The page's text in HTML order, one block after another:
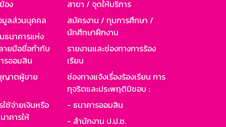
อง
มูลส่วนบุคคล
นาคารแห่ง
ายมือชื่อกำกับ
รออมสิน
ญาตผู้ขาย
ช้จ่ายเงินหรือ
คารให้
สาขา / จุดให้บริการ
สมัครงาน / ทุนการศึกษา /
นักศึกษาฝึกงาน
รายงานและช่องทางการร้อง
เรียน
ช่องทางแจ้งเรื่องร้องเรียน การ
ทุจริตและประพฤติมิชอบ :
- ธนาคารออมสิน
- สำนักงาน ป.ป.ช.